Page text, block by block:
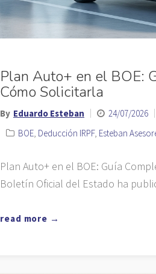
Plan Auto+ en el BOE:
Cómo Solicitarla
By Eduardo Esteban 24/07/2026
BOE, Deducción IRPF, Esteban
Plan Auto+ en el BOE: Guía
Boletín Oficial del Estado ha
read more →